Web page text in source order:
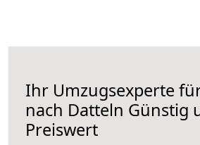
Ihr Umzugsexperte
nach Datteln Günstig
Preiswert